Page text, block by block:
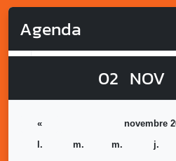
Agenda
02 NOV
« novembre
l.
m. m. j.